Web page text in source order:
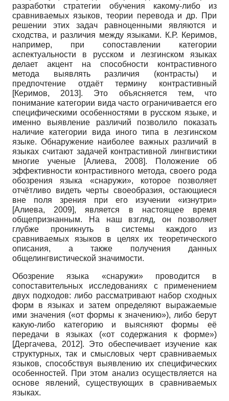
разработки стратегии обучения какому-либо из
сравниваемых языков, теории перевода и др. При
решении этих задач равноценными являются и
сходства, и различия между языками. К.Р. Керимов,
например, при сопоставлении категории
аспектуальности в русском и лезгинском языках
делает акцент на способности контрастивного
метода выявлять различия (контрасты) и
предпочтение отдаёт термину контрастивный
[Керимов, 2013]. Это объясняется тем, что
понимание категории вида часто ограничивается его
специфическими особенностями в русском языке, и
именно выявление различий позволило показать
наличие категории вида иного типа в лезгинском
языке. Обнаружение наиболее важных различий в
языках считают задачей контрастивной лингвистики
многие ученые
[Алиева, 2008]. Положение об
эффективности контрастивного метода, своего рода
обозрения языка «снаружи», которое позволяет
отчётливо видеть черты своеобразия, остающиеся
вне поля зрения при его изучении «изнутри»
[Алиева, 2009], является в настоящее время
общепризнанным. На наш взгляд, он позволяет
глубже проникнуть в системы каждого из
сравниваемых языков в целях их теоретического
описания, а также получения данных
общелингвистической значимости.
Обозрение языка «снаружи» проводится в
сопоставительных исследованиях с применением
двух подходов: либо рассматривают набор сходных
форм в языках и затем определяют выражаемые
ими значения («от формы к значению»), либо берут
какую-либо категорию и выясняют формы её
передачи в языках («от содержания к форме»)
[Дергачева, 2012]. Это обеспечивает изучение как
структурных, так и смысловых черт сравниваемых
языков, способствуя выявлению их специфических
особенностей. При этом анализ осуществляется на
основе явлений, существующих в сравниваемых
языках.